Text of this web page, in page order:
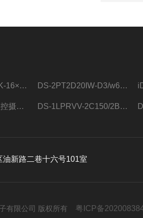
DS-8864N-R16/4K-16×4T/希捷16盘位录像机 DS-2PT2D20IW-D3/w64路高清硬盘录像机
C6C无极版萤石监控摄像头 DS-1LPRVV-2C150/2B监控室外夜视高清电源线护套线200米/卷
油新路二巷十六号101室
有限公司 版权所有 粤ICP备